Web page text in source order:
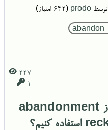
توسط prodo
(
642 امتیاز)
abandon
227
1
می‌شه توی جملات انگلیسی از abandonment